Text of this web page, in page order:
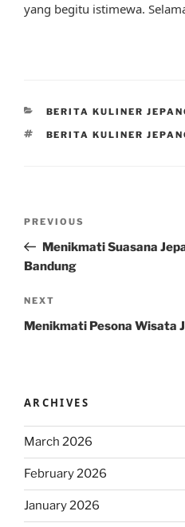
yang begitu istimewa.
CATEGORIES
BERITA KULINER
TAGS
BERITA KULINER
Previous
Post
PREVIOUS
Menikmati Suasana
Bandung
Next
Post
NEXT
Menikmati Pesona Wisata
ARCHIVES
March 2026
February 2026
January 2026